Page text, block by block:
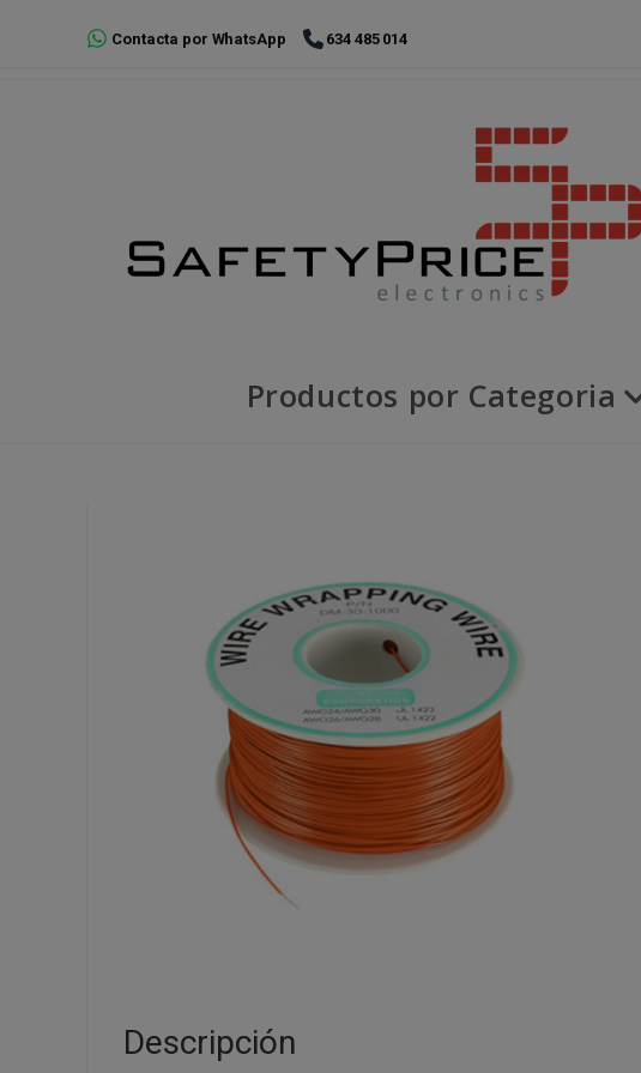
Contacta por WhatsApp 634 485 014
Productos por Categoria
Descripción